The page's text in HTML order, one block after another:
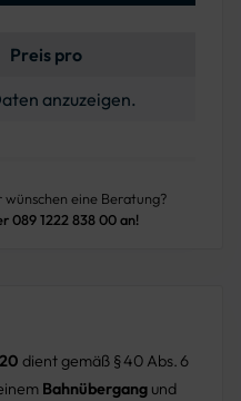
Preis pro
anzuzeigen.
wünschen eine Beratung?
089 1222 838 00 an!
dient gemäß § 40 Abs. 6
Bahnübergang und